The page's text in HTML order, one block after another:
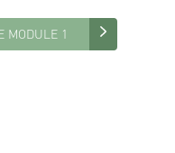
MODULE 1